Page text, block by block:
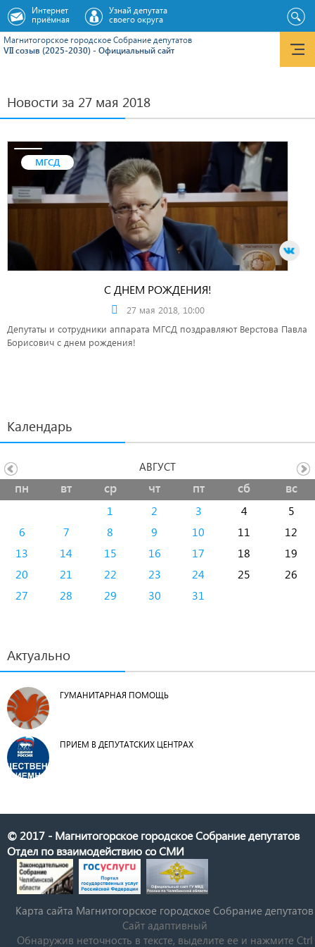
Магнитогорское городское Cобрание депутатов
VII созыв (2025-2030) - Официальный сайт
Интернет
приёмная
Узнай депутата
своего округа
Новости за 27 мая 2018
МГСД
С ДНЕМ РОЖДЕНИЯ!
27 мая 2018, 10:00
Депутаты и сотрудники аппарата МГСД поздравляют Верстова Павла
Борисович с днем рождения!
Календарь
пн вт ср чт пт сб вс
1 2 3 4
5
6
7 8 9 10 11
12
13
14 15 16 17 18
19
20
21 22 23 24 25
26
27
28 29 30 31
АВГУСТ
Актуально
ГУМАНИТАРНАЯ ПОМОЩЬ
ПРИЕМ В ДЕПУТАТСКИХ ЦЕНТРАХ
© 2017 - Магнитогорское городское Собрание депутатов
Отдел по взаимодействию со СМИ
Карта сайта Магнитогорское городское Cобрание депутатов
Сайт адаптивный
Обнаружив неточность в тексте, выделите ее и нажмите Ctrl